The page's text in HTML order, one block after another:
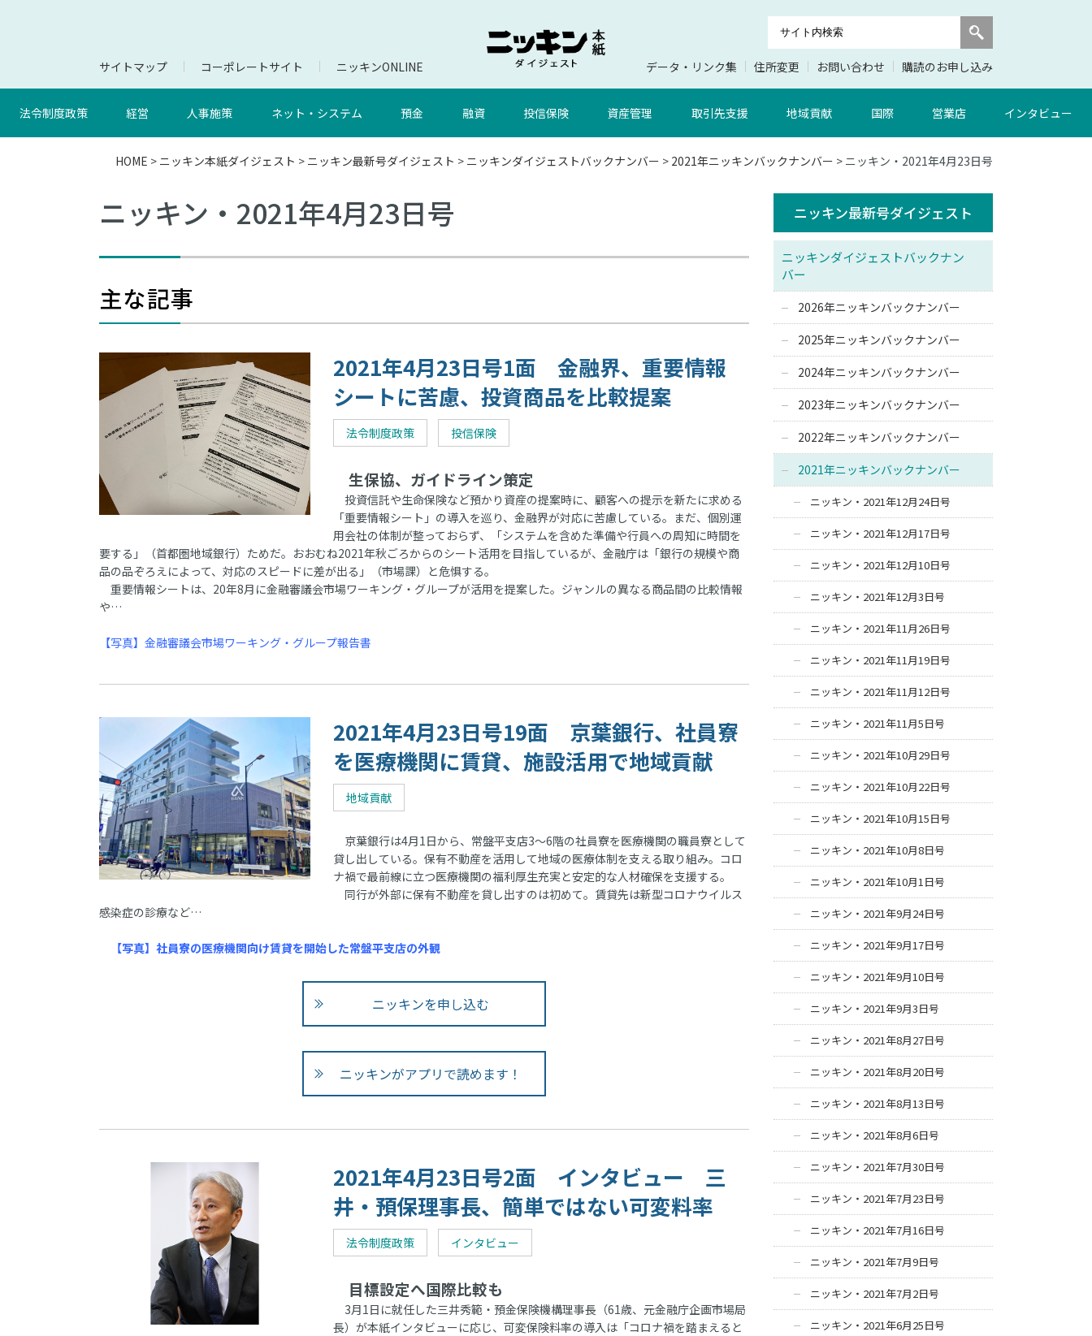
サイトマップ コーポレートサイト ニッキンONLINE データ・リンク集 住所変更 お問い合わせ 購読のお申し込み
法令制度政策 経営 人事施策 ネット・システム 預金 融資 投信保険 資産管理 取引先支援 地域貢献 国際 営業店 インタビュー
HOME > ニッキン本紙ダイジェスト > ニッキン最新号ダイジェスト > ニッキンダイジェストバックナンバー > 2021年ニッキンバックナンバー > ニッキン・2021年4月23日号
ニッキン・2021年4月23日号
主な記事
2021年4月23日号1面 金融界、重要情報
シートに苦慮、投資商品を比較提案
法令制度政策 投信保険
生保協、ガイドライン策定
投資信託や生命保険など預かり資産の提案時に、顧客への提示を新たに求める
「重要情報シート」の導入を巡り、金融界が対応に苦慮している。まだ、個別運
用会社の体制が整っておらず、「システムを含めた準備や行員への周知に時間を
要する」（首都圏地域銀行）ためだ。おおむね2021年秋ごろからのシート活用を目指しているが、金融庁は「銀行の規模や商
品の品ぞろえによって、対応のスピードに差が出る」（市場課）と危惧する。
重要情報シートは、20年8月に金融審議会市場ワーキング・グループが活用を提案した。ジャンルの異なる商品間の比較情報
や…
【写真】金融審議会市場ワーキング・グループ報告書
2021年4月23日号19面 京葉銀行、社員寮
を医療機関に賃貸、施設活用で地域貢献
地域貢献
京葉銀行は4月1日から、常盤平支店3～6階の社員寮を医療機関の職員寮として
貸し出している。保有不動産を活用して地域の医療体制を支える取り組み。コロ
ナ禍で最前線に立つ医療機関の福利厚生充実と安定的な人材確保を支援する。
同行が外部に保有不動産を貸し出すのは初めて。賃貸先は新型コロナウイルス
感染症の診療など…
【写真】社員寮の医療機関向け賃貸を開始した常盤平支店の外観
ニッキンを申し込む
ニッキンがアプリで読めます！
2021年4月23日号2面 インタビュー 三
井・預保理事長、簡単ではない可変料率
法令制度政策 インタビュー
目標設定へ国際比較も
3月1日に就任した三井秀範・預金保険機構理事長（61歳、元金融庁企画市場局
長）が本紙インタビューに応じ、可変保険料率の導入は「コロナ禍を踏まえると
ニッキン最新号ダイジェスト
ニッキンダイジェストバックナン
バー
2026年ニッキンバックナンバー
2025年ニッキンバックナンバー
2024年ニッキンバックナンバー
2023年ニッキンバックナンバー
2022年ニッキンバックナンバー
2021年ニッキンバックナンバー
ニッキン・2021年12月24日号
ニッキン・2021年12月17日号
ニッキン・2021年12月10日号
ニッキン・2021年12月3日号
ニッキン・2021年11月26日号
ニッキン・2021年11月19日号
ニッキン・2021年11月12日号
ニッキン・2021年11月5日号
ニッキン・2021年10月29日号
ニッキン・2021年10月22日号
ニッキン・2021年10月15日号
ニッキン・2021年10月8日号
ニッキン・2021年10月1日号
ニッキン・2021年9月24日号
ニッキン・2021年9月17日号
ニッキン・2021年9月10日号
ニッキン・2021年9月3日号
ニッキン・2021年8月27日号
ニッキン・2021年8月20日号
ニッキン・2021年8月13日号
ニッキン・2021年8月6日号
ニッキン・2021年7月30日号
ニッキン・2021年7月23日号
ニッキン・2021年7月16日号
ニッキン・2021年7月9日号
ニッキン・2021年7月2日号
ニッキン・2021年6月25日号